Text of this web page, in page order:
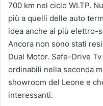
700 km nel ciclo WLTP.
più a quelli delle auto
idea anche ai più elettro-
Ancora non sono stati
Dual Motor. Safe-Drive
ordinabili nella seconda
showroom del Leone e
interessanti.